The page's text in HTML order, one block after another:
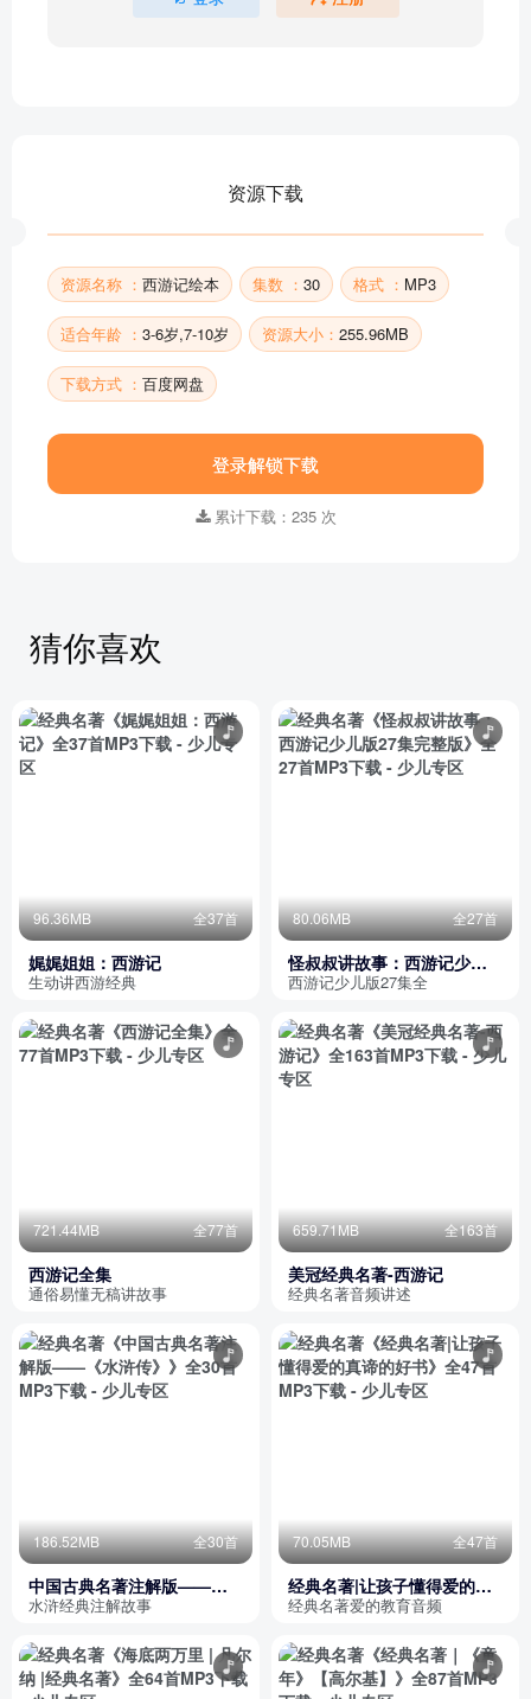
【新】14.真假美猴王（上）
【新】14.真假美猴王（下）
部分目录展示 ▶ 下载后解锁 30 首完整音频
资源下载
资源名称 ： 西游记绘本 集数 ： 30 格式 ： MP3
适合年龄 ： 3-6岁,7-10岁 资源大小： 255.96MB
下载方式 ： 百度网盘
登录解锁下载
累计下载：235 次
猜你喜欢
96.36MB 全37首
娓娓姐姐：西游记
生动讲西游经典
80.06MB 全27首
怪叔叔讲故事：西游记少儿
版27集完整版
西游记少儿版27集全
721.44MB 全77首
西游记全集
通俗易懂无稿讲故事
659.71MB 全163首
美冠经典名著-西游记
经典名著音频讲述
186.52MB 全30首
中国古典名著注解版——
《水浒传》
水浒经典注解故事
70.05MB 全47首
经典名著|让孩子懂得爱的真
谛的好书
经典名著爱的教育音频